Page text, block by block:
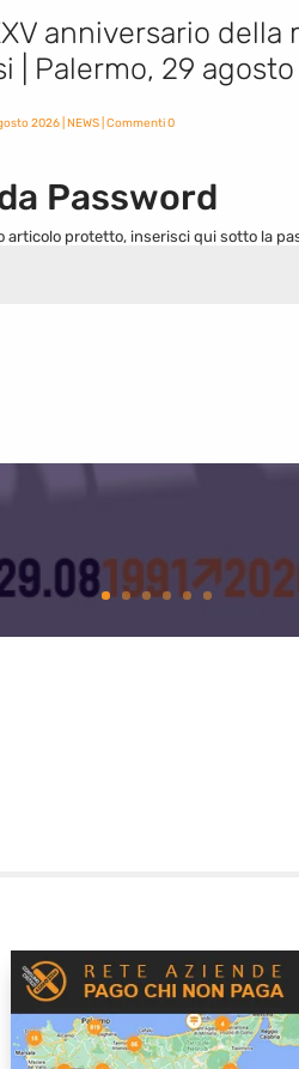
anniversario della
| Palermo, 29
2026| NEWS| Commenti 0
Password
articolo protetto, inserisci qui sotto la